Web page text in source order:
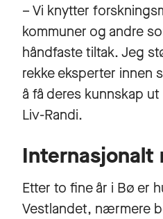
– Vi knytter
kommuner og andre
håndfaste tiltak. Jeg
rekke eksperter innen
å få deres kunnskap
Liv-Randi.
Internasjonalt
Etter to fine år i Bø er
Vestlandet, nærmere